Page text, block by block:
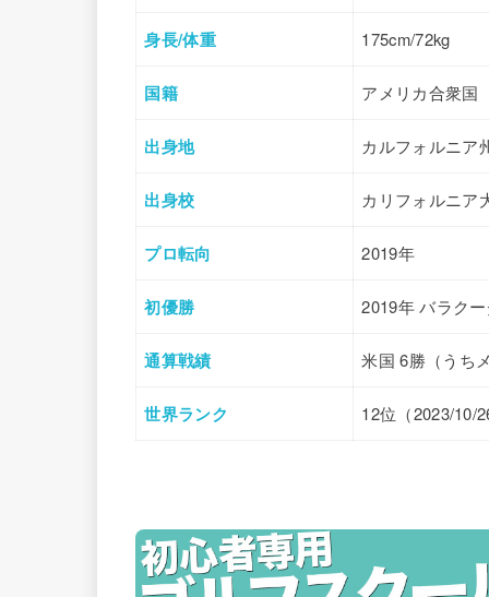
身長/体重 175cm/72kg
国籍 アメリカ合衆国
出身地 カルフォルニア
出身校 カリフォルニア
プロ転向 2019年
初優勝 2019年 バラク
通算戦績 米国 6勝（うち
世界ランク 12位（2023/10/